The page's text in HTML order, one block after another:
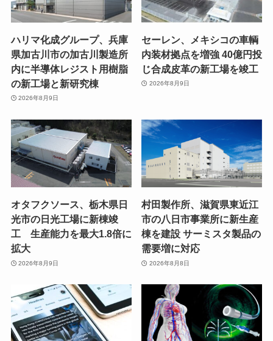
ハリマ化成グループ、兵庫
県加古川市の加古川製造所
内に半導体レジスト用樹脂
の新工場と新研究棟
2026年8月9日
セーレン、メキシコの車輌
内装材拠点を増強 40億円投
じ合成皮革の新工場を竣工
2026年8月9日
オタフクソース、栃木県日
光市の日光工場に新棟竣
工 生産能力を最大1.8倍に
拡大
2026年8月9日
村田製作所、滋賀県東近江
市の八日市事業所に新生産
棟を建設 サーミスタ製品の
需要増に対応
2026年8月8日